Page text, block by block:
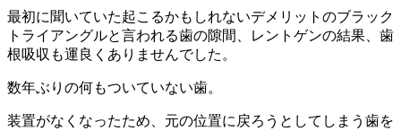
最初に聞いていた起こるかもしれないデメリットのブラック
トライアングルと言われる歯の隙間、レントゲンの結果、歯
根吸収も運良くありませんでした。
数年ぶりの何もついていない歯。
装置がなくなったため、元の位置に戻ろうとしてしまう歯を